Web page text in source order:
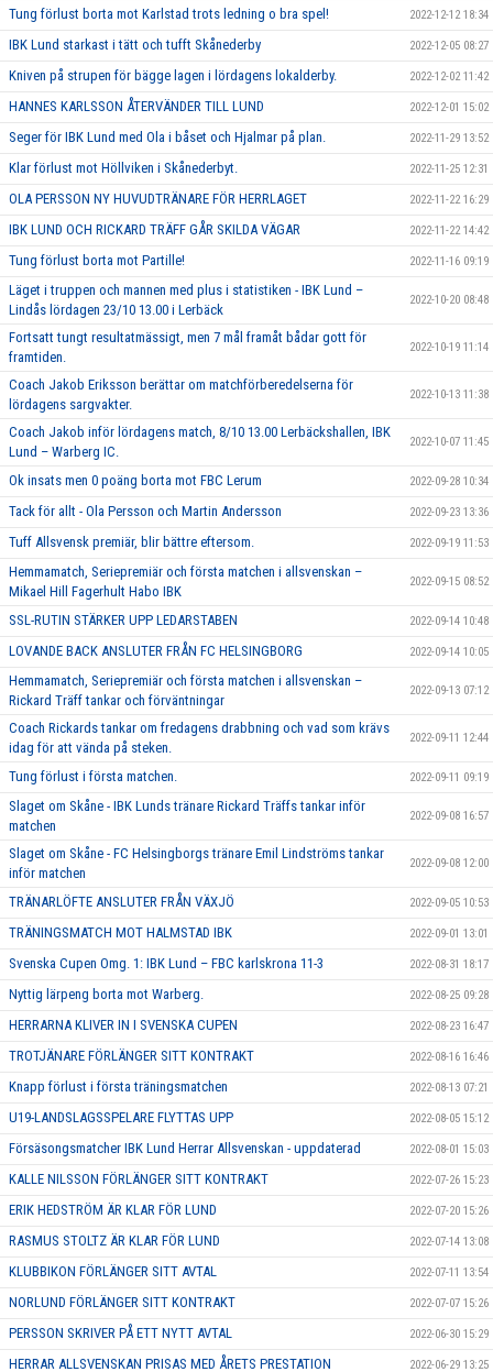
Tung förlust borta mot Karlstad trots ledning o bra spel! 2022-12-12 18:34
IBK Lund starkast i tätt och tufft Skånederby 2022-12-05 08:27
Kniven på strupen för bägge lagen i lördagens lokalderby. 2022-12-02 11:42
HANNES KARLSSON ÅTERVÄNDER TILL LUND 2022-12-01 15:02
Seger för IBK Lund med Ola i båset och Hjalmar på plan. 2022-11-29 13:52
Klar förlust mot Höllviken i Skånederbyt. 2022-11-25 12:31
OLA PERSSON NY HUVUDTRÄNARE FÖR HERRLAGET 2022-11-22 16:29
IBK LUND OCH RICKARD TRÄFF GÅR SKILDA VÄGAR 2022-11-22 14:42
Tung förlust borta mot Partille! 2022-11-16 09:19
Läget i truppen och mannen med plus i statistiken - IBK Lund –
Lindås lördagen 23/10 13.00 i Lerbäck
2022-10-20 08:48
Fortsatt tungt resultatmässigt, men 7 mål framåt bådar gott för
framtiden.
2022-10-19 11:14
Coach Jakob Eriksson berättar om matchförberedelserna för
lördagens sargvakter.
2022-10-13 11:38
Coach Jakob inför lördagens match, 8/10 13.00 Lerbäckshallen, IBK
Lund – Warberg IC.
2022-10-07 11:45
Ok insats men 0 poäng borta mot FBC Lerum 2022-09-28 10:34
Tack för allt - Ola Persson och Martin Andersson 2022-09-23 13:36
Tuff Allsvensk premiär, blir bättre eftersom. 2022-09-19 11:53
Hemmamatch, Seriepremiär och första matchen i allsvenskan –
Mikael Hill Fagerhult Habo IBK
2022-09-15 08:52
SSL-RUTIN STÄRKER UPP LEDARSTABEN 2022-09-14 10:48
LOVANDE BACK ANSLUTER FRÅN FC HELSINGBORG 2022-09-14 10:05
Hemmamatch, Seriepremiär och första matchen i allsvenskan –
Rickard Träff tankar och förväntningar
2022-09-13 07:12
Coach Rickards tankar om fredagens drabbning och vad som krävs
idag för att vända på steken.
2022-09-11 12:44
Tung förlust i första matchen. 2022-09-11 09:19
Slaget om Skåne - IBK Lunds tränare Rickard Träffs tankar inför
matchen
2022-09-08 16:57
Slaget om Skåne - FC Helsingborgs tränare Emil Lindströms tankar
inför matchen
2022-09-08 12:00
TRÄNARLÖFTE ANSLUTER FRÅN VÄXJÖ 2022-09-05 10:53
TRÄNINGSMATCH MOT HALMSTAD IBK 2022-09-01 13:01
Svenska Cupen Omg. 1: IBK Lund – FBC karlskrona 11-3 2022-08-31 18:17
Nyttig lärpeng borta mot Warberg. 2022-08-25 09:28
HERRARNA KLIVER IN I SVENSKA CUPEN 2022-08-23 16:47
TROTJÄNARE FÖRLÄNGER SITT KONTRAKT 2022-08-16 16:46
Knapp förlust i första träningsmatchen 2022-08-13 07:21
U19-LANDSLAGSSPELARE FLYTTAS UPP 2022-08-05 15:12
Försäsongsmatcher IBK Lund Herrar Allsvenskan - uppdaterad 2022-08-01 15:03
KALLE NILSSON FÖRLÄNGER SITT KONTRAKT 2022-07-26 15:23
ERIK HEDSTRÖM ÄR KLAR FÖR LUND 2022-07-20 15:26
RASMUS STOLTZ ÄR KLAR FÖR LUND 2022-07-14 13:08
KLUBBIKON FÖRLÄNGER SITT AVTAL 2022-07-11 13:54
NORLUND FÖRLÄNGER SITT KONTRAKT 2022-07-07 15:26
PERSSON SKRIVER PÅ ETT NYTT AVTAL 2022-06-30 15:29
HERRAR ALLSVENSKAN PRISAS MED ÅRETS PRESTATION 2022-06-29 13:25